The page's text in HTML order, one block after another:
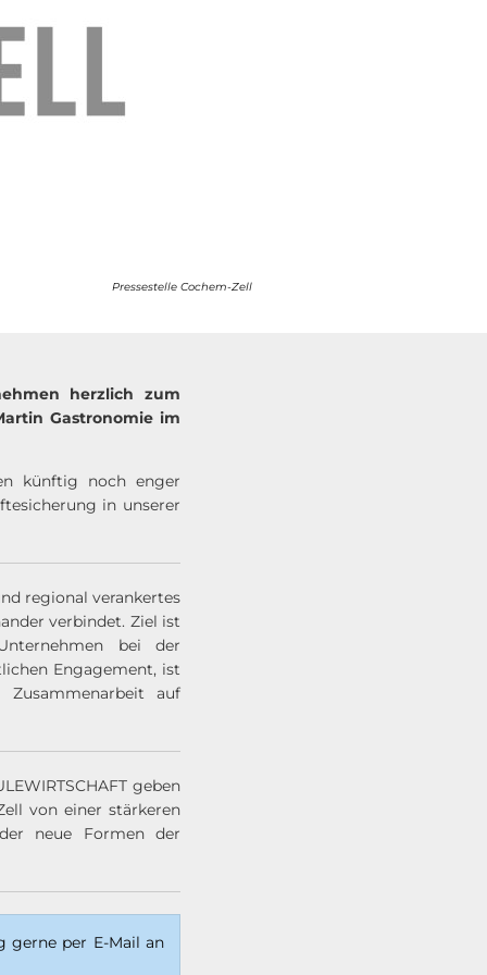
Pressestelle Cochem-Zell
herzlich zum
Gastronomie im
künftig noch enger
in unserer
regional verankertes
verbindet. Ziel ist
bei der
Engagement, ist
auf
geben
von einer stärkeren
neue Formen der
gerne per E-Mail an